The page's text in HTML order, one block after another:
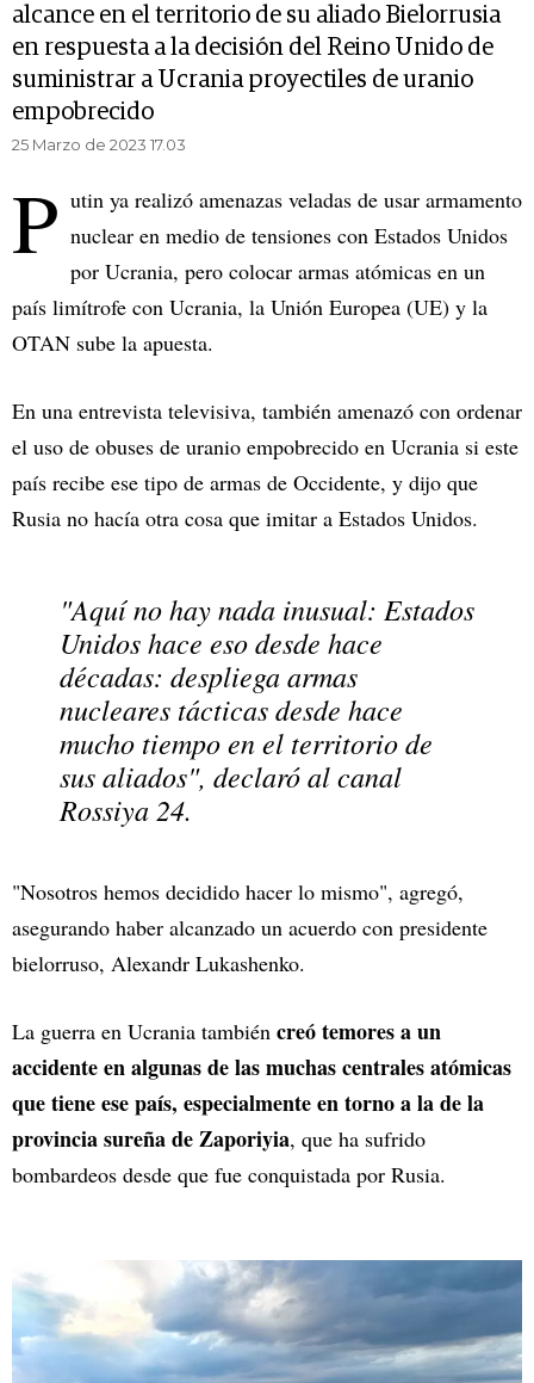
alcance en el territorio de su aliado Bielorrusia
en respuesta a la decisión del Reino Unido de
suministrar a Ucrania proyectiles de uranio
empobrecido
25 Marzo de 2023 17.03
P utin ya realizó amenazas veladas de usar armamento
nuclear en medio de tensiones con Estados Unidos
por Ucrania, pero colocar armas atómicas en un
país limítrofe con Ucrania, la Unión Europea (UE) y la
OTAN sube la apuesta.
En una entrevista televisiva, también amenazó con ordenar
el uso de obuses de uranio empobrecido en Ucrania si este
país recibe ese tipo de armas de Occidente, y dijo que
Rusia no hacía otra cosa que imitar a Estados Unidos.
"Aquí no hay nada inusual: Estados
Unidos hace eso desde hace
décadas: despliega armas
nucleares tácticas desde hace
mucho tiempo en el territorio de
sus aliados", declaró al canal
Rossiya 24.
"Nosotros hemos decidido hacer lo mismo", agregó,
asegurando haber alcanzado un acuerdo con presidente
bielorruso, Alexandr Lukashenko.
La guerra en Ucrania también creó temores a un
accidente en algunas de las muchas centrales atómicas
que tiene ese país, especialmente en torno a la de la
provincia sureña de Zaporiyia, que ha sufrido
bombardeos desde que fue conquistada por Rusia.